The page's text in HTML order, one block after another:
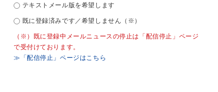
テキストメール版を希望します
既に登録済みです／希望しません（※）
（※）既に登録中メールニュースの停止は「配信停止」ページ
で受付けております。
≫「配信停止」ページはこちら